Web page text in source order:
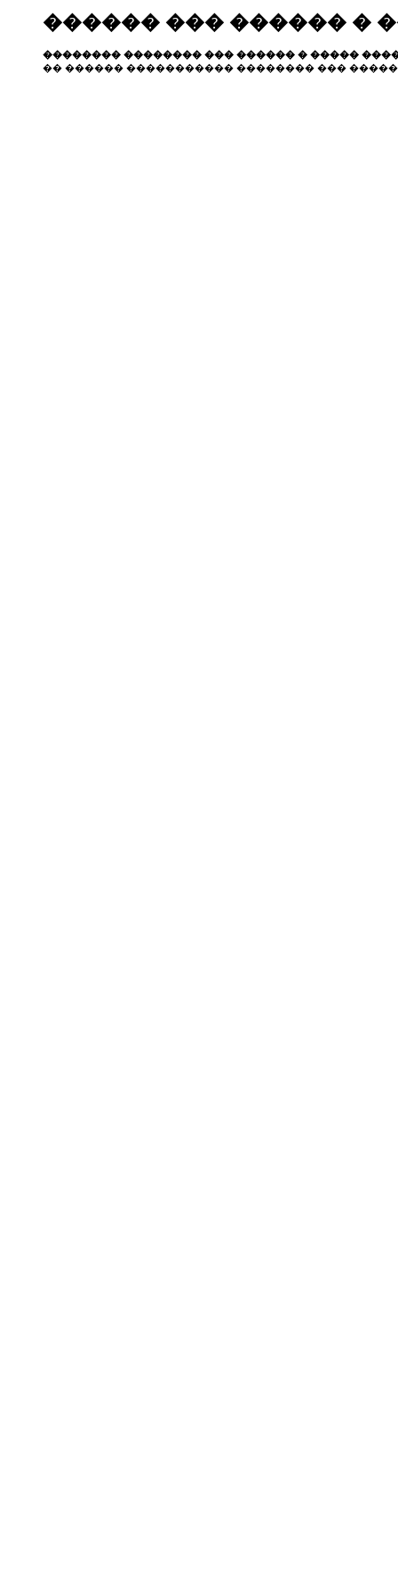
������ ��� ������ �
�������� �������� ��� ������ � �����
�� ������ ����������� �������� ���